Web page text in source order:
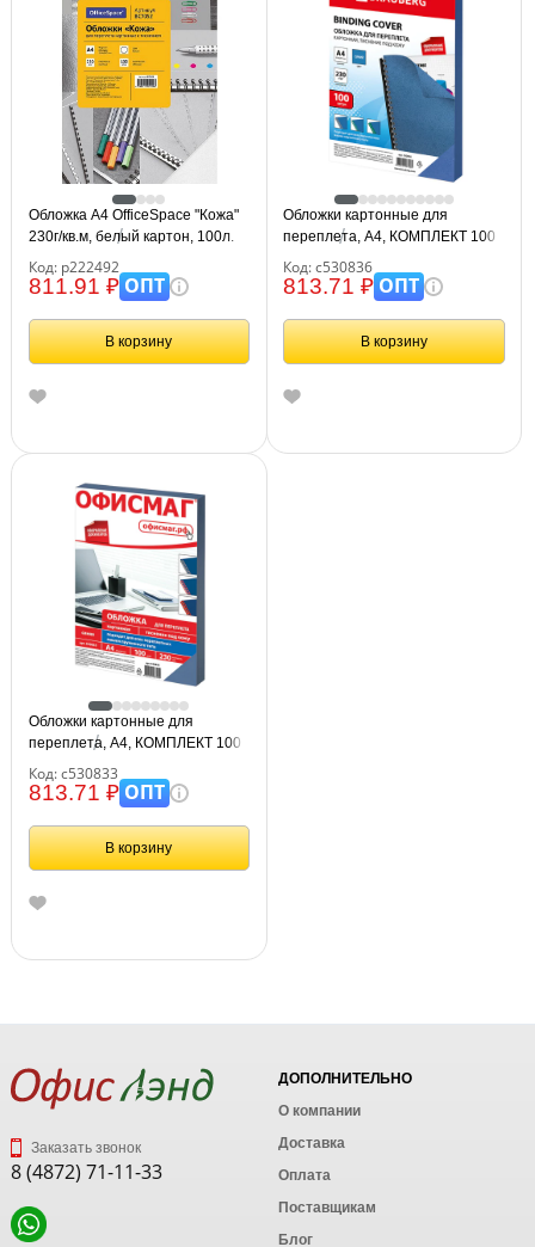
Обложка А4 OfficeSpace "Кожа"
230г/кв.м, белый картон, 100л.
Код: р222492
811.91 ₽ОПТ
В корзину
Обложки картонные для
переплета, А4, КОМПЛЕКТ 100
синие, BRAUBERG, 530836
Код: с530836
813.71 ₽ОПТ
В корзину
Обложки картонные для
переплета, А4, КОМПЛЕКТ 100
синие, ОФИСМАГ, 530833
Код: с530833
813.71 ₽ОПТ
В корзину
Заказать звонок
8 (4872) 71-11-33
ДОПОЛНИТЕЛЬНО
О компании
Доставка
Оплата
Поставщикам
Блог